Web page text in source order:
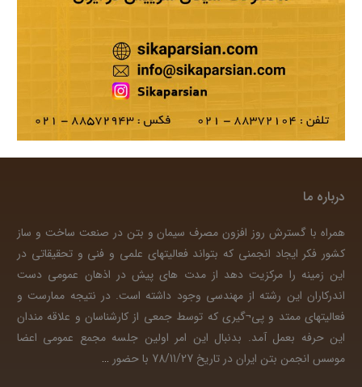
درباره ما
همراه با گسترش روز افزون مصرف سیمان و بتن در صنعت ساخت و ساز
کشور فکر ایجاد انجمنی که بتواند فعالیتهای علمی و فنی و تحقیقاتی در
این زمینه را مرکزیت دهد از مدت های پیش در اذهان عمومی دست
اندرکاران این رشته از مهندسی وجود داشته است. در نتیجه ممارست و
فعالیتهای ممتد و پی¬گیری که توسط جمعی از کارشناسان و علاقه مندان
این حرفه بعمل آمد. بدنبال این امر اولین جلسه مجمع عمومی اعضا
موسس انجمن بتن ایران در تاریخ 78/11/27 با حضور
…